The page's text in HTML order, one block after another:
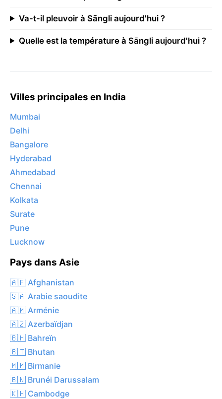
Va-t-il pleuvoir à Sāngli aujourd'hui ?
Quelle est la température à Sāngli aujourd'hui ?
Villes principales en India
Mumbai
Delhi
Bangalore
Hyderabad
Ahmedabad
Chennai
Kolkata
Surate
Pune
Lucknow
Pays dans Asie
🇦🇫 Afghanistan
🇸🇦 Arabie saoudite
🇦🇲 Arménie
🇦🇿 Azerbaïdjan
🇧🇭 Bahreïn
🇧🇹 Bhutan
🇲🇲 Birmanie
🇧🇳 Brunéi Darussalam
🇰🇭 Cambodge